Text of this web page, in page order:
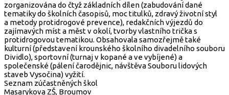
zorganizována do čtyž základních dílen (zabudování dané
tematiky do školních časopisů, moc titulků, zdravý životní styl
a metody protidrogové prevence), redakčních výjezdů do
zajímavých míst a měst v okolí, tvorby vlastního trička s
protidrogovou tematikou. Obsahovala samozřejmě také
kulturní (představení krounského školního divadelního souboru
Dividlo), sportovní (turnaj v kopané a ve vybíjené) a
společenské (pálení čarodějnic, návštěva Souboru lidových
staveb Vysočina) vyžití.
Seznam zúčastněných škol
Masarykova ZŠ, Broumov